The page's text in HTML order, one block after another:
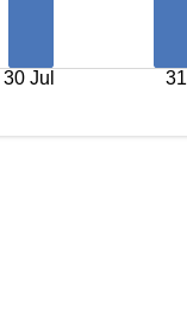
30 Jul 31